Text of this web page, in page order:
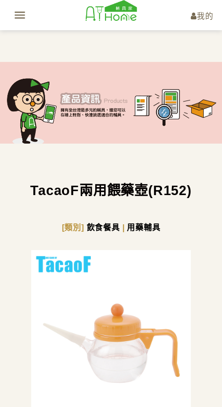
我的
TacaoF兩用餵藥壺(R152)
[類別] 飲食餐具 用藥輔具